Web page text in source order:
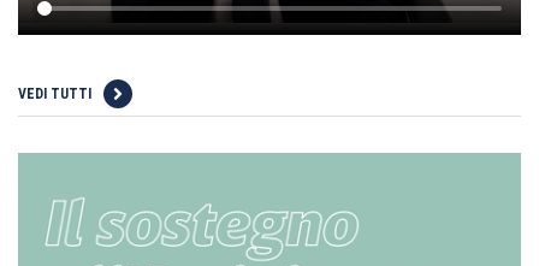
VEDI TUTTI